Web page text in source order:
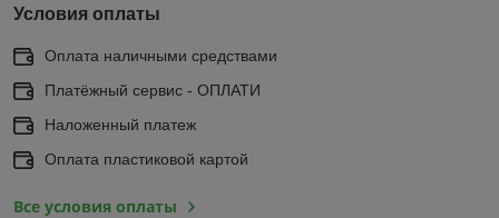
Условия оплаты
Оплата наличными средствами
Платёжный сервис - ОПЛАТИ
Наложенный платеж
Оплата пластиковой картой
Все условия оплаты